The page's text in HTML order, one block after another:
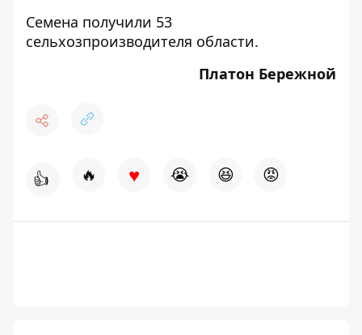
Семена получили 53
сельхозпроизводителя области.
Платон Бережной
👍 🔥 ♥ 😭 😆 😡